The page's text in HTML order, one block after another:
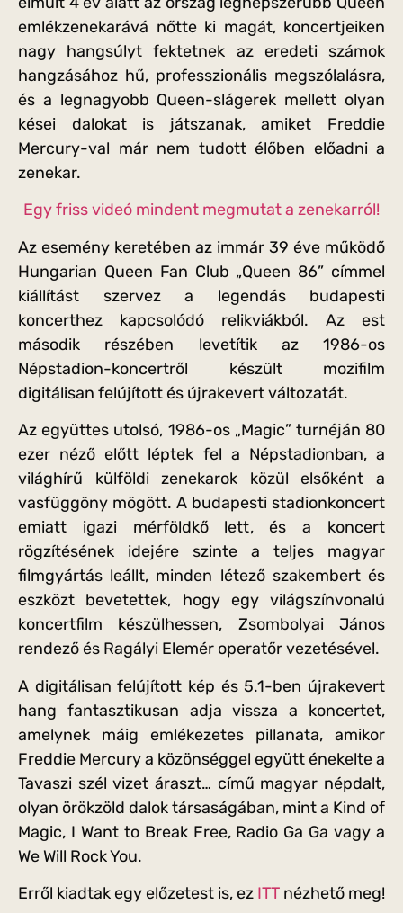
emlékzenekarává nőtte ki magát, koncertjeiken
nagy hangsúlyt fektetnek az eredeti számok
hangzásához hű, professzionális megszólalásra,
és a legnagyobb Queen-slágerek mellett olyan
kései dalokat is játszanak, amiket Freddie
Mercury-val már nem tudott élőben előadni a
zenekar.
Egy friss videó mindent megmutat a zenekarról!
Az esemény keretében az immár 39 éve működő
Hungarian Queen Fan Club „Queen 86” címmel
kiállítást szervez a legendás budapesti
koncerthez kapcsolódó relikviákból. Az est
második részében levetítik az 1986-os
Népstadion-koncertről készült mozifilm
digitálisan felújított és újrakevert változatát.
Az együttes utolsó, 1986-os „Magic” turnéján 80
ezer néző előtt léptek fel a Népstadionban, a
világhírű külföldi zenekarok közül elsőként a
vasfüggöny mögött. A budapesti stadionkoncert
emiatt igazi mérföldkő lett, és a koncert
rögzítésének idejére szinte a teljes magyar
filmgyártás leállt, minden létező szakembert és
eszközt bevetettek, hogy egy világszínvonalú
koncertfilm készülhessen, Zsombolyai János
rendező és Ragályi Elemér operatőr vezetésével.
A digitálisan felújított kép és 5.1-ben újrakevert
hang fantasztikusan adja vissza a koncertet,
amelynek máig emlékezetes pillanata, amikor
Freddie Mercury a közönséggel együtt énekelte a
Tavaszi szél vizet áraszt… című magyar népdalt,
olyan örökzöld dalok társaságában, mint a Kind of
Magic, I Want to Break Free, Radio Ga Ga vagy a
We Will Rock You.
Erről kiadtak egy előzetest is, ez ITT nézhető meg!